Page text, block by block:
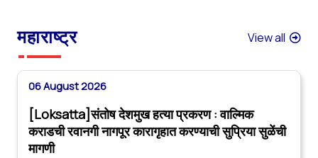
महाराष्ट्र View all
06 August 2026
[Loksatta]संतोष देशमुख हत्या प्रकरण : वाल्मिक
कराडची रवानगी नागपूर कारागृहात करण्याची सुप्रिया सुळेंची
मागणी